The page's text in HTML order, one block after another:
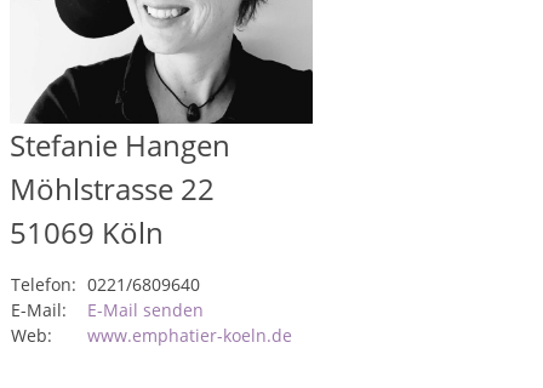
Stefanie Hangen
Möhlstrasse 22
51069 Köln
Telefon: 0221/6809640
E-Mail:
E-Mail senden
Web:
www.emphatier-koeln.de